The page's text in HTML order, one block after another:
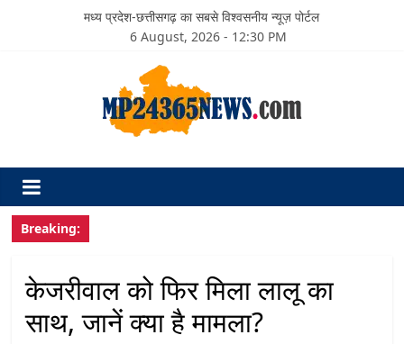
मध्य प्रदेश-छत्तीसगढ़ का सबसे विश्वसनीय न्यूज़ पोर्टल
6 August, 2026 - 12:30 PM
Breaking:
केजरीवाल को फिर मिला लालू का
साथ, जानें क्या है मामला?